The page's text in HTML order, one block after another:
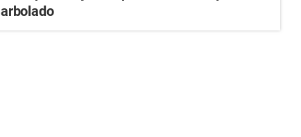
arbolado